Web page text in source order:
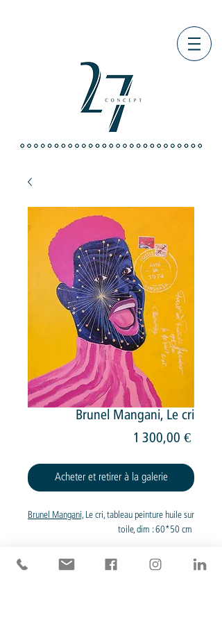
Brunel Mangani, Le cri
1 300,00 €Prix
Acheter et retirer à la galerie
Brunel Mangani, Le cri, tableau peinture huile sur
toile, dim : 60*50 cm